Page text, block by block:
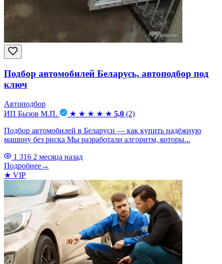
Подбор автомобилей Беларусь, автоподбор под
ключ
Автоподбор
ИП Бызов М.П.
★ ★ ★ ★ ★ 5,0 (2)
Подбор автомобилей в Беларуси — как купить надёжную
машину без риска Мы разработали алгоритм, которы...
1 316 2 месяца назад
Подробнее→
★ VIP